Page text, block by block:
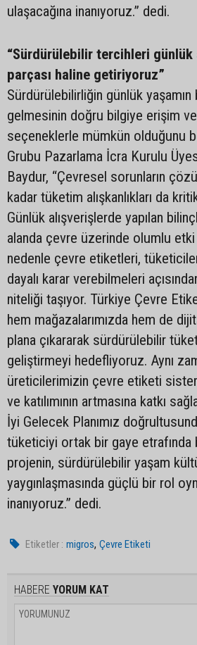
ulaşacağına inanıyoruz.” dedi.
“Sürdürülebilir tercihleri günlük
parçası haline getiriyoruz”
Sürdürülebilirliğin günlük yaşamın
gelmesinin doğru bilgiye erişim
seçeneklerle mümkün olduğunu
Grubu Pazarlama İcra Kurulu
Baydur, “Çevresel sorunların
kadar tüketim alışkanlıkları da
Günlük alışverişlerde yapılan
alanda çevre üzerinde olumlu
nedenle çevre etiketleri,
dayalı karar verebilmeleri
niteliği taşıyor. Türkiye Çevre
hem mağazalarımızda hem de
plana çıkararak sürdürülebilir
geliştirmeyi hedefliyoruz. Aynı
üreticilerimizin çevre etiketi
ve katılımının artmasına katkı
İyi Gelecek Planımız
tüketiciyi ortak bir gaye etrafında
projenin, sürdürülebilir yaşam
yaygınlaşmasında güçlü bir rol
inanıyoruz.” dedi.
Etiketler : migros,Çevre Etiketi
HABERE YORUM KAT